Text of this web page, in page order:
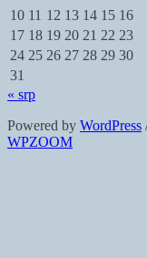
10 11 12 13 14 15 16
17 18 19 20 21 22 23
24 25 26 27 28 29 30
31
« srp
Powered by WordPress
WPZOOM